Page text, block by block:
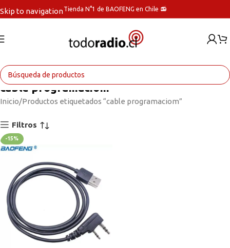
Skip to navigationTienda N°1 de BAOFENG en Chile 📻
cable programaciom
Inicio Productos etiquetados “cable programaciom”
Filtros
-15%